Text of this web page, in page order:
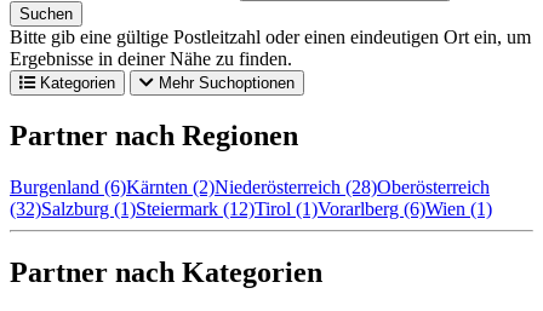
Suchen
Bitte gib eine gültige Postleitzahl oder einen eindeutigen Ort ein, um
Ergebnisse in deiner Nähe zu finden.
Kategorien Mehr Suchoptionen
Partner nach Regionen
Burgenland (6)Kärnten (2)Niederösterreich (28)Oberösterreich
(32)Salzburg (1)Steiermark (12)Tirol (1)Vorarlberg (6)Wien (1)
Partner nach Kategorien